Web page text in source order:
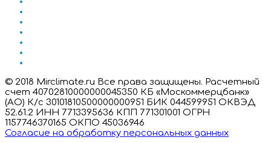
© 2018 Mirclimate.ru Все права защищены. Расчетный
счет 40702810000000045350 КБ «Москоммерцбанк»
(АО) К/с 30101810500000000951 БИК 044599951 ОКВЭД
52.61.2 ИНН 7713395636 КПП 771301001 ОГРН
1157746370165 ОКПО 45036946
Согласие на обработку персональных данных